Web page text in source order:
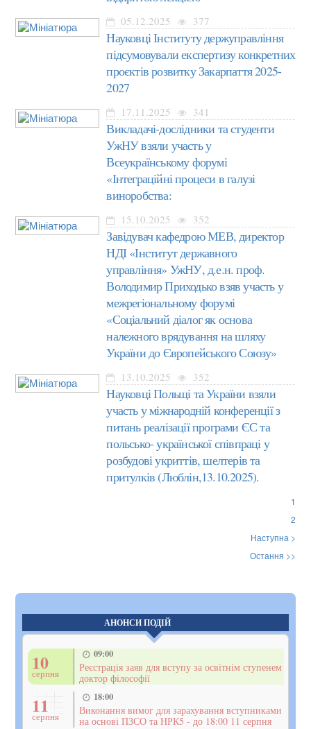
05.12.2025 377
Науковці Інституту держуправління
підсумовували експертизу конкретних
проєктів розвитку Закарпаття 2025-
2027
17.11.2025 341
Викладачі-дослідники та студенти
УжНУ взяли участь у
Всеукраїнському форумі
«Інтеграційні процеси в галузі
виноробства:
15.10.2025 352
Завідувач кафедрою МЕВ, директор
НДІ «Інститут державного
управління» УжНУ, д.е.н. проф.
Володимир Приходько взяв участь у
межрегіональному форумі
«Соціальний діалог як основа
належного врядування на шляху
України до Європейського Союзу»
13.10.2025 352
Науковці Польщі та України взяли
участь у міжнародній конференції з
питань реалізації програми ЄС та
польсько- української співпраці у
розбудові укриттів, шелтерів та
притулків (Люблін,13.10.2025).
1
2
Наступна >
Остання >>
АНОНСИ ПОДІЙ
10
серпня
09:00
Реєстрація заяв для вступу за освітнім ступенем
доктор філософії
11
серпня
18:00
Виконання вимог для зарахування вступниками
на основі ПЗСО та НРК5 - до 18:00 11 серпня